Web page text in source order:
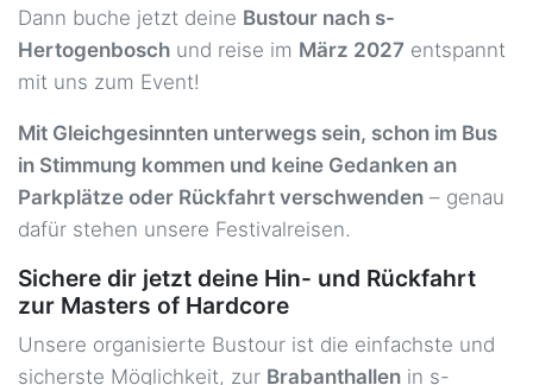
Gießen - Parkplatz An der Automeile
Licherstraße, 35394 Gießen 27.03.2027 ca. 05:45 Uhr
Am Bössershof 2, 47574 Goch 27.03.2027 ca. 11:00 Uhr
Greven - Bhf 59,00 €
Biederlackstraße, 48268 Greven 27.03.2027 ca. 08:45 Uhr
Gronau (Westfalen) - Hagebaumarkt 59,00 €
Gronauer Straße 178, 48599
Haltern am See - Hbf 59,00 €
Dann buche jetzt deine Bustour nach s-
Hertogenbosch und reise im März 2027 entspannt
mit uns zum Event!
Mit Gleichgesinnten unterwegs sein, schon im Bus
in Stimmung kommen und keine Gedanken an
Parkplätze oder Rückfahrt verschwenden – genau
dafür stehen unsere Festivalreisen.
Sichere dir jetzt deine Hin- und Rückfahrt
zur Masters of Hardcore
Unsere organisierte Bustour ist die einfachste und
sicherste Möglichkeit, zur Brabanthallen in s-